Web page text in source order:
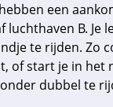
een
luchthaven B. Je
te rijden. Zo
of start je in het
dubbel te